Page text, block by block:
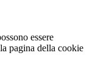
essere
pagina della cookie